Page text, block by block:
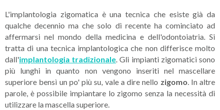
L'implantologia zigomatica è una tecnica che esiste già da
qualche decennio ma che solo di recente ha cominciato ad
affermarsi nel mondo della medicina e dell'odontoiatria. Si
tratta di una tecnica implantologica che non differisce molto
dall'implantologia tradizionale. Gli impianti zigomatici sono
più lunghi in quanto non vengono inseriti nel mascellare
superiore bensì un po' più su, vale a dire nello zigomo. In altre
parole, è possibile impiantare lo zigomo senza la necessità di
utilizzare la mascella superiore.